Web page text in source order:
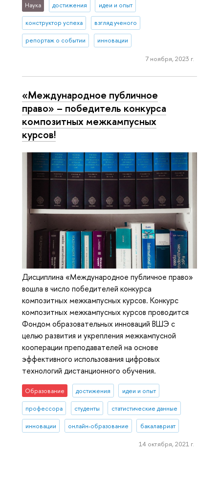
Наука достижения идеи и опыт
конструктор успеха взгляд ученого
репортаж о событии инновации
7 ноября, 2023 г.
«Международное публичное
право» – победитель конкурса
композитных межкампусных
курсов!
Дисциплина «Международное публичное право»
вошла в число победителей конкурса
композитных межкампусных курсов. Конкурс
композитных межкампусных курсов проводится
Фондом образовательных инноваций ВШЭ с
целью развития и укрепления межкампусной
кооперации преподавателей на основе
эффективного использования цифровых
технологий дистанционного обучения.
Образование достижения идеи и опыт
профессора студенты статистические данные
инновации онлайн-образование бакалавриат
14 октября, 2021 г.